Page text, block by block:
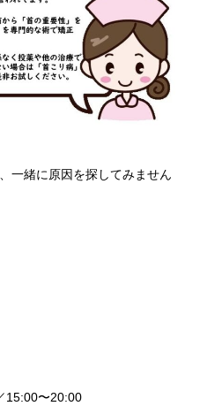
一緒に原因を探してみません
15:00〜20:00